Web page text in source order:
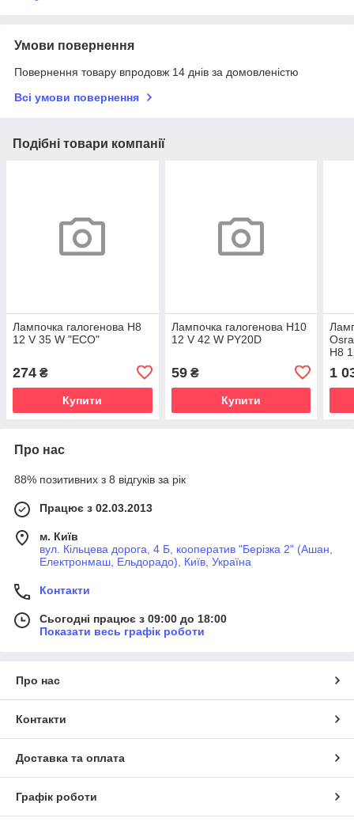
Умови повернення
Повернення товару впродовж 14 днів за домовленістю
Всі умови повернення
Подібні товари компанії
Лампочка галогенова H8
12 V 35 W "ECO"
274 ₴
Купити
Лампочка галогенова H10
12 V 42 W PY20D
59₴
Купити
H8
1
Про нас
88% позитивних з 8 відгуків за рік
Працює з 02.03.2013
м. Київ
вул. Кільцева дорога, 4 Б, кооператив "Берізка 2" (Ашан,
Електронмаш, Ельдорадо), Київ, Україна
Контакти
Сьогодні працює з 09:00 до 18:00
Показати весь графік роботи
Про нас
Контакти
Доставка та оплата
Графік роботи